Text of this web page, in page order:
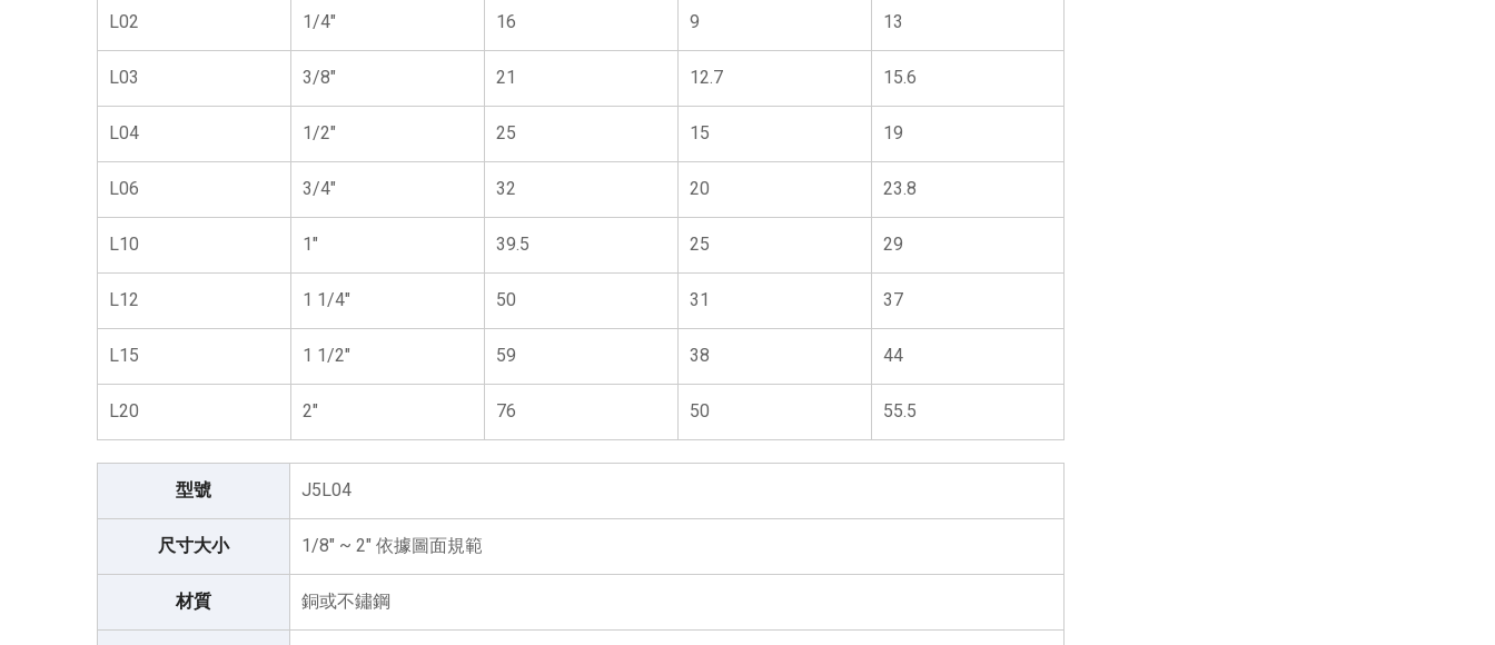
L02 1/4" 16 9 13
L03 3/8" 21 12.7 15.6
L04 1/2" 25 15 19
L06 3/4" 32 20 23.8
L10 1" 39.5 25 29
L12 1 1/4" 50 31 37
L15 1 1/2" 59 38 44
L20 2" 76 50 55.5
型號 J5L04
尺寸大小 1/8" ~ 2" 依據圖面規範
材質 銅或不鏽鋼